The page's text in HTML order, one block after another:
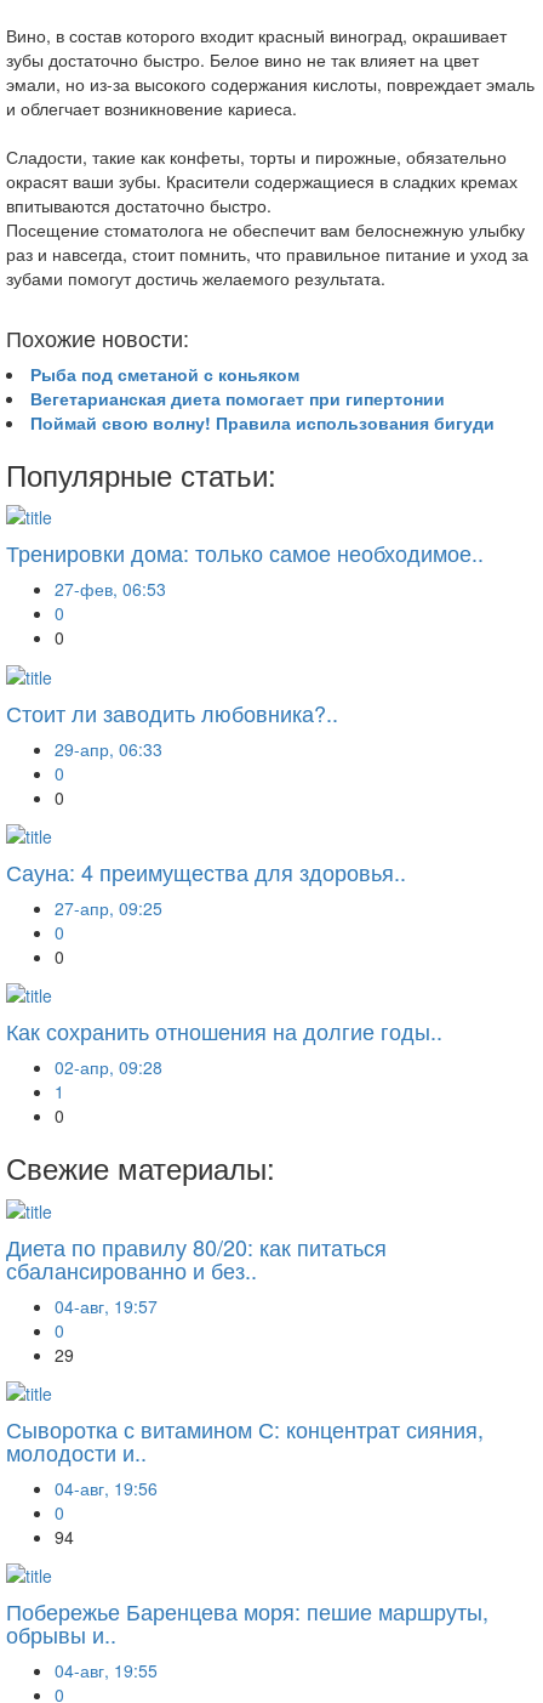
Вино, в состав которого входит красный виноград, окрашивает
зубы достаточно быстро. Белое вино не так влияет на цвет
эмали, но из-за высокого содержания кислоты, повреждает эмаль
и облегчает возникновение кариеса.
Сладости, такие как конфеты, торты и пирожные, обязательно
окрасят ваши зубы. Красители содержащиеся в сладких кремах
впитываются достаточно быстро.
Посещение стоматолога не обеспечит вам белоснежную улыбку
раз и навсегда, стоит помнить, что правильное питание и уход за
зубами помогут достичь желаемого результата.
Похожие новости:
Рыба под сметаной с коньяком
Вегетарианская диета помогает при гипертонии
Поймай свою волну! Правила использования бигуди
Популярные статьи:
Тренировки дома: только самое необходимое..
27-фев, 06:53
0
0
Стоит ли заводить любовника?..
29-апр, 06:33
0
0
Сауна: 4 преимущества для здоровья..
27-апр, 09:25
0
0
Как сохранить отношения на долгие годы..
02-апр, 09:28
1
0
Свежие материалы:
Диета по правилу 80/20: как питаться
сбалансированно и без..
04-авг, 19:57
0
29
Сыворотка с витамином С: концентрат сияния,
молодости и..
04-авг, 19:56
0
94
Побережье Баренцева моря: пешие маршруты,
обрывы и..
04-авг, 19:55
0